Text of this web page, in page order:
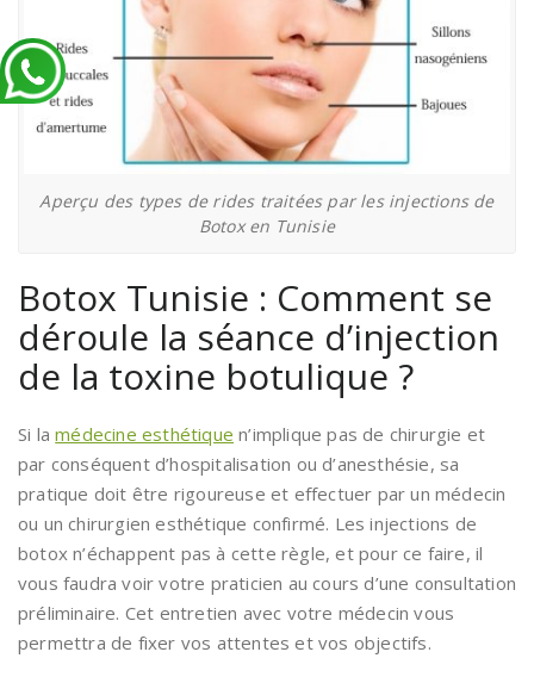
Aperçu des types de rides traitées par les injections de
Botox en Tunisie
Botox Tunisie : Comment se
déroule la séance d’injection
de la toxine botulique ?
Si lamédecine esthétique n’implique pas de chirurgie et
par conséquent d’hospitalisation ou d’anesthésie, sa
pratique doit être rigoureuse et effectuer par un médecin
ou un chirurgien esthétique confirmé. Les injections de
botox n’échappent pas à cette règle, et pour ce faire, il
vous faudra voir votre praticien au cours d’une consultation
préliminaire. Cet entretien avec votre médecin vous
permettra de fixer vos attentes et vos objectifs.